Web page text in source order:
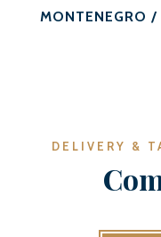
MONTENEGRO /
DELIVERY &